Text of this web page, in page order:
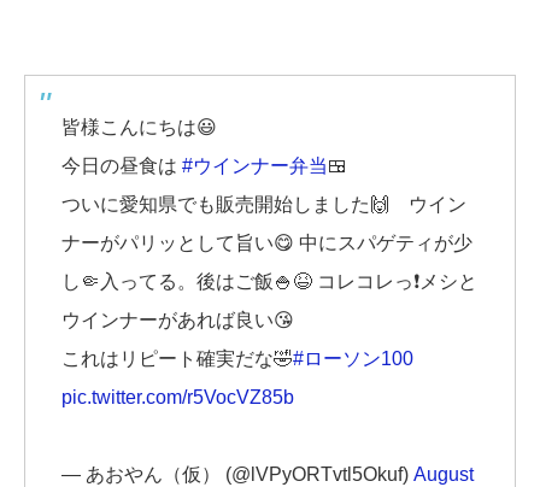
皆様こんにちは😃
今日の昼食は #ウインナー弁当🍱
ついに愛知県でも販売開始しました🙌 ウイン
ナーがパリッとして旨い😋 中にスパゲティが少
し🤏入ってる。後はご飯🍚😆 コレコレっ❗️メシと
ウインナーがあれば良い😘
これはリピート確実だな🤣#ローソン100
pic.twitter.com/r5VocVZ85b
— あおやん（仮） (@lVPyORTvtl5Okuf) August